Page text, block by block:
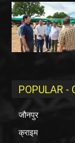
POPULAR -
जौनपुर
क्राइम